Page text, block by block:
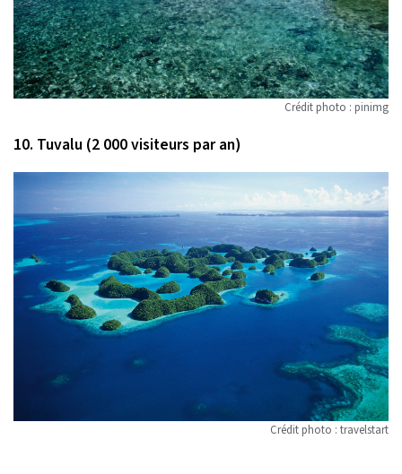
Crédit photo : pinimg
10. Tuvalu (2 000 visiteurs par an)
Crédit photo : travelstart